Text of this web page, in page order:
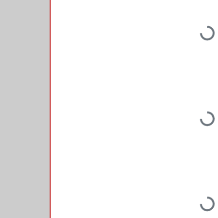
Loading...
Loading...
Loading...